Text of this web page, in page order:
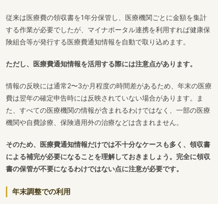
従来は医療費の領収書を1年分保管し、医療機関ごとに金額を集計
する作業が必要でしたが、マイナポータル連携を利用すれば健康保
険組合等が発行する医療費通知情報を自動で取り込めます。
ただし、医療費通知情報を活用する際には注意点があります。
情報の反映には通常2〜3か月程度の時間差があるため、年末の医療
費は翌年の確定申告時には反映されていない場合があります。ま
た、すべての医療機関の情報が含まれるわけではなく、一部の医療
機関や自費診療、保険適用外の治療などは含まれません。
そのため、医療費通知情報だけでは不十分なケースも多く、領収書
による補完が必要になることを理解しておきましょう。完全に領収
書の保管が不要になるわけではない点に注意が必要です。
年末調整での利用